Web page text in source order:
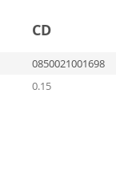
CD
0850021001698
0.15